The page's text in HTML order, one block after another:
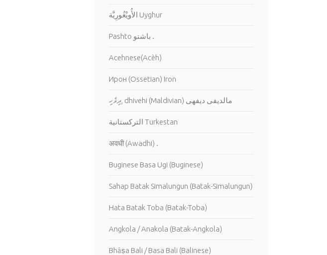
الأُويْغُورِيَّة Uyghur
Pashto باشتو .
Acehnese(Acèh)
Ирон (Ossetian) Iron
ދިވެހި, dhivehi (Maldivian) مالديفى ديفهى
التركستانية Turkestan
अवधी (Awadhi) .
Buginese Basa Ugi (Buginese)
Sahap Batak Simalungun (Batak-Simalungun)
Hata Batak Toba (Batak-Toba)
Angkola / Anakola (Batak-Angkola)
Bhāṣa Bali / Basa Bali (Balinese)